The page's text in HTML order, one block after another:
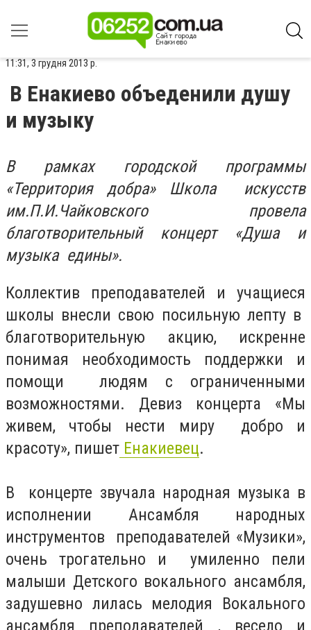
11:31, 3 грудня 2013 р.
В Енакиево объеденили душу
и музыку
В рамках городской программы
«Территория добра» Школа искусств
им.П.И.Чайковского провела
благотворительный концерт «Душа и
музыка едины».
Коллектив преподавателей и учащиеся
школы внесли свою посильную лепту в
благотворительную акцию, искренне
понимая необходимость поддержки и
помощи людям с ограниченными
возможностями. Девиз концерта «Мы
живем, чтобы нести миру добро и
красоту», пишет Енакиевец.
В концерте звучала народная музыка в
исполнении Ансамбля народных
инструментов преподавателей «Музики»,
очень трогательно и умиленно пели
малыши Детского вокального ансамбля,
задушевно лилась мелодия Вокального
ансамбля преподавателей , весело и